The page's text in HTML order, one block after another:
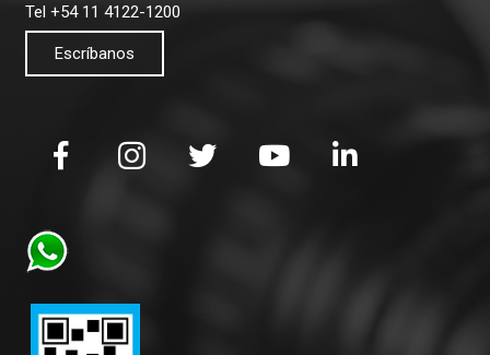
Tel +54 11 4122-1200
Escríbanos